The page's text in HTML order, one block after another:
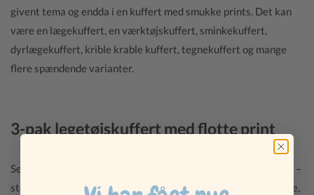
givent tema og endda i en kuffert med smukke prints. Det kan
være en lægekuffert, en værktøjskuffert, sminkekuffert,
dyrlægekuffert, krible krable kuffert, tegnekuffert og mange
flere spændende varianter.
3-pak legetøjskuffert med flotte print
Se de flotte kuffertsæt med 3 kufferter i forskellige størrelser –
stor, mellem og lille. De fungerer perfekt til barnets små skatte,